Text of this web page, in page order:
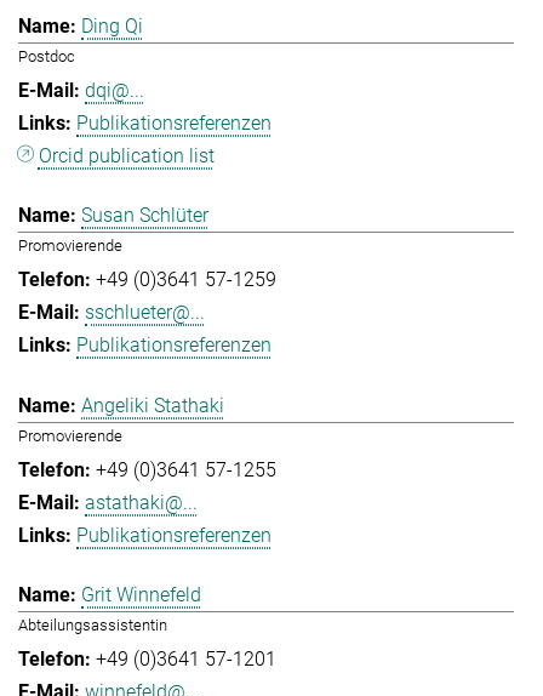
Ding Qi
Postdoc
dqi@...
Publikationsreferenzen
Orcid publication list
Susan Schlüter
Promovierende
+49 (0)3641 57-1259
sschlueter@...
Publikationsreferenzen
Angeliki Stathaki
Promovierende
+49 (0)3641 57-1255
astathaki@...
Publikationsreferenzen
Grit Winnefeld
Abteilungsassistentin
+49 (0)3641 57-1201